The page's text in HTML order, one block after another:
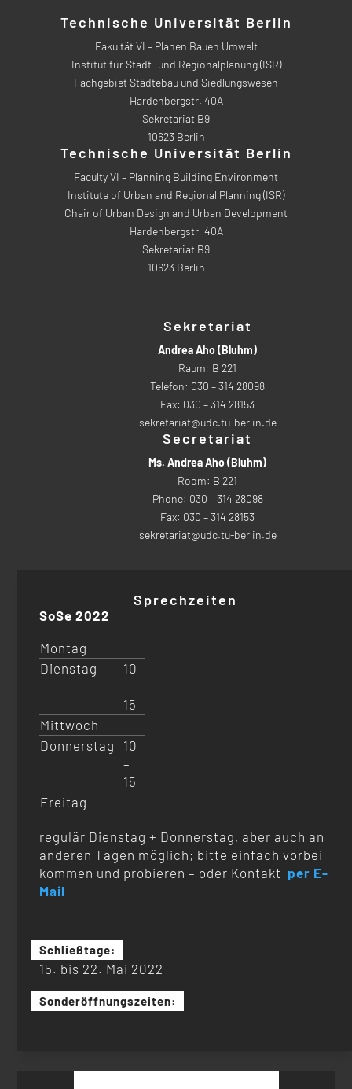
Technische Universität Berlin
Fakultät VI – Planen Bauen Umwelt
Institut für Stadt- und Regionalplanung (ISR)
Fachgebiet Städtebau und Siedlungswesen
Hardenbergstr. 40A
Sekretariat B9
10623 Berlin
Technische Universität Berlin
Faculty VI – Planning Building Environment
Institute of Urban and Regional Planning (ISR)
Chair of Urban Design and Urban Development
Hardenbergstr. 40A
Sekretariat B9
10623 Berlin
Sekretariat
Andrea Aho (Bluhm)
Raum: B 221
Telefon: 030 – 314 28098
Fax: 030 – 314 28153
sekretariat@udc.tu-berlin.de
Secretariat
Ms. Andrea Aho (Bluhm)
Room: B 221
Phone: 030 – 314 28098
Fax: 030 – 314 28153
sekretariat@udc.tu-berlin.de
Sprechzeiten
SoSe 2022
Montag
Dienstag
10
–
15
Mittwoch
Donnerstag
10
–
15
Freitag
regulär Dienstag + Donnerstag, aber auch an
anderen Tagen möglich; bitte einfach vorbei
kommen und probieren – oder Kontakt per E-
Mail
Schließtage:
15. bis 22. Mai 2022
Sonderöffnungszeiten: